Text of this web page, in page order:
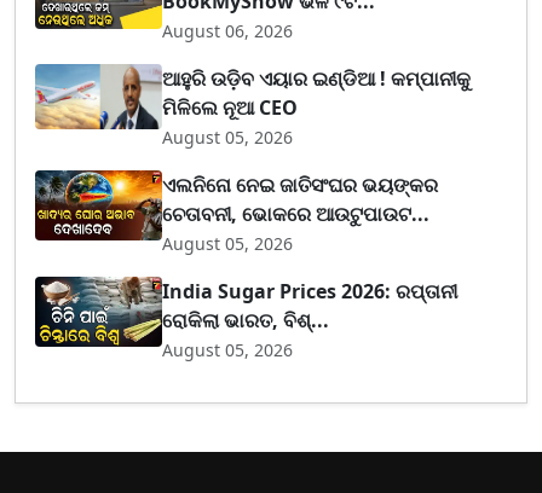
August 06, 2026
ଆହୁରି ଉଡ଼ିବ ଏୟାର ଇଣ୍ଡିଆ ! କମ୍ପାନୀକୁ
ମିଳିଲେ ନୂଆ CEO
August 05, 2026
ଏଲନିନୋ ନେଇ ଜାତିସଂଘର ଭୟଙ୍କର
ଚେତାବନୀ, ଭୋକରେ ଆଉଟୁପାଉଟ...
August 05, 2026
India Sugar Prices 2026: ରପ୍ତାନୀ
ରୋକିଲା ଭାରତ, ବିଶ୍...
August 05, 2026